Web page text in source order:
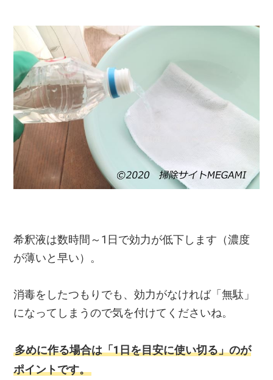
希釈液は数時間～1日で効力が低下します（濃度
が薄いと早い）。
消毒をしたつもりでも、効力がなければ「無駄」
になってしまうので気を付けてくださいね。
多めに作る場合は「1日を目安に使い切る」のが
ポイントです。